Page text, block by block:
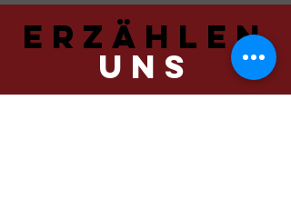
ERZÄHLEN
UNS